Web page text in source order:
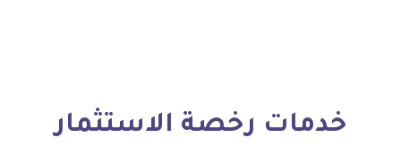
خدمات رخصة الاستثمار